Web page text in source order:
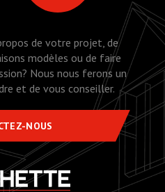
de votre projet, de
modèles ou de faire
Nous nous ferons un
et de vous conseiller.
NOUS